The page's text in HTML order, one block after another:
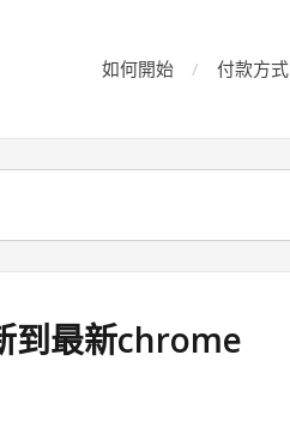
如何開始 付款方式
到最新chrome